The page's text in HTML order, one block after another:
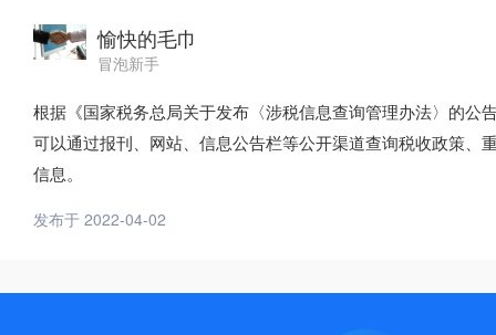
愉快的毛巾
冒泡新手
根据《国家税务总局关于发布〈涉税信息查询管理办法〉的公
可以通过报刊、网站、信息公告栏等公开渠道查询税收政策
信息。
发布于 2022-04-02